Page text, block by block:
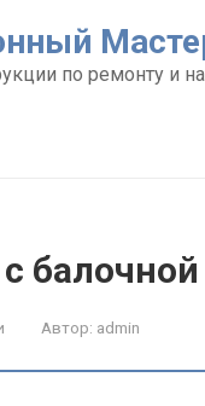
по ремонту и
балочной
Автор: admin